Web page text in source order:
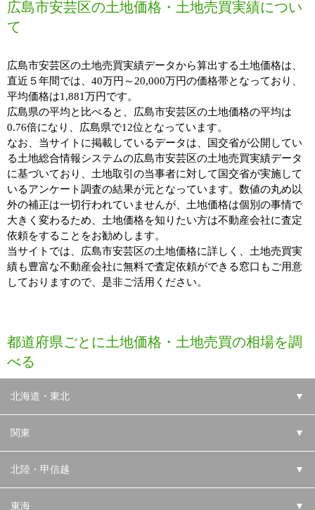
広島市安芸区の土地価格・土地売買実績につい
て
広島市安芸区の土地売買実績データから算出する土地価格は、
直近５年間では、40万円～20,000万円の価格帯となっており、
平均価格は1,881万円です。
広島県の平均と比べると、広島市安芸区の土地価格の平均は
0.76倍になり、広島県で12位となっています。
なお、当サイトに掲載しているデータは、国交省が公開してい
る土地総合情報システムの広島市安芸区の土地売買実績データ
に基づいており、土地取引の当事者に対して国交省が実施して
いるアンケート調査の結果が元となっています。数値の丸め以
外の補正は一切行われていませんが、土地価格は個別の事情で
大きく変わるため、土地価格を知りたい方は不動産会社に査定
依頼をすることをお勧めします。
当サイトでは、広島市安芸区の土地価格に詳しく、土地売買実
績も豊富な不動産会社に無料で査定依頼ができる窓口もご用意
しておりますので、是非ご活用ください。
都道府県ごとに土地価格・土地売買の相場を調
べる
北海道・東北 ▼
関東 ▼
北陸・甲信越 ▼
東海 ▼